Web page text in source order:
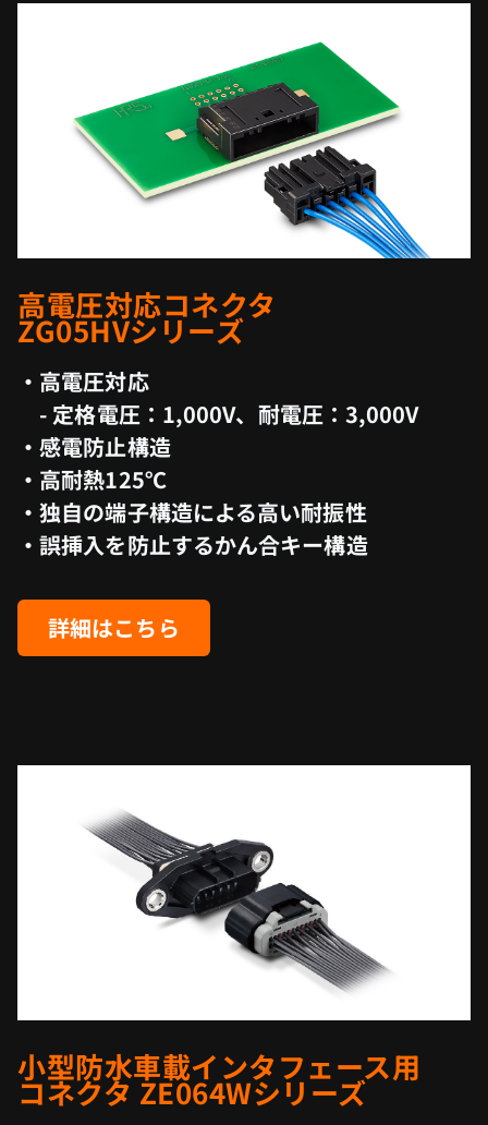
高電圧対応コネクタ
ZG05HVシリーズ
・高電圧対応
- 定格電圧：1,000V、耐電圧：3,000V
・感電防止構造
・高耐熱125℃
・独自の端子構造による高い耐振性
・誤挿入を防止するかん合キー構造
詳細はこちら
小型防水車載インタフェース用
コネクタ ZE064Wシリーズ